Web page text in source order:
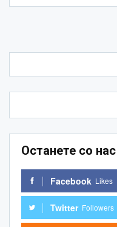
Останете со нас
Facebook Likes
Twitter Followers